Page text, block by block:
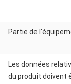
Partie de
Les données
du produit doivent